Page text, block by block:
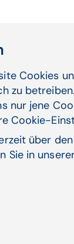
Cookies
zu
nur jene
Cookie-
über
Sie in